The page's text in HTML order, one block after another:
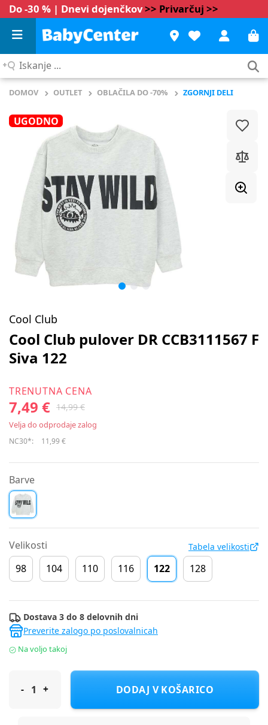
Do -30 % | Dnevi dojenčkov>> Privarčuj >>
Iskanje
DOMOV OUTLET OBLAČILA DO -70% ZGORNJI DELI
UGODNO
Cool Club
Cool Club pulover DR CCB3111567 F
Siva 122
TRENUTNA CENA
7,49 € 14,99 €
Velja do odprodaje zalog
NC30*: 11,99 €
Barve
Velikosti Tabela velikosti
98 104 110 116 122 128
Dostava 3 do 8 delovnih dni
Preverite zalogo po poslovalnicah
Na voljo takoj
Cool Club pulover DR CCB3111567 F Siva 122
DODAJ V KOŠARICO